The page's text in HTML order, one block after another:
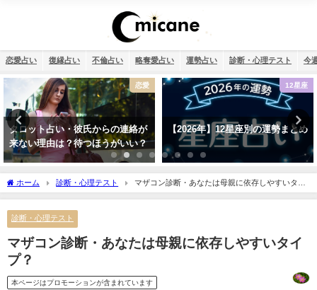
恋愛占い 復縁占い 不倫占い 略奪愛占い 運勢占い 診断・心理テスト 今
12星座
【2026年】12星座別の運勢まとめ
不倫
相性占い・既婚者同士の恋愛でダ
ブル不倫（W不倫）は成就する？
【霊視真剣】
ホーム 診断・心理テスト
マザコン診断・あなたは母親に依存しやすいタイ
プ？
診断・心理テスト
マザコン診断・あなたは母親に依存しやすいタイ
プ？
本ページはプロモーションが含まれています